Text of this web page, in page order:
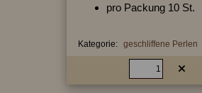
pro Packung 10 St.
Kategorie: geschliffene Perlen